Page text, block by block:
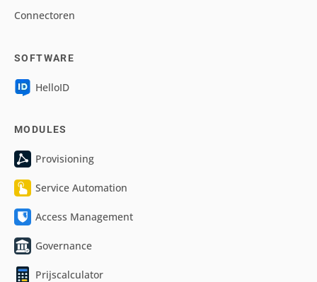
Connectoren
SOFTWARE
HelloID
MODULES
Provisioning
Service Automation
Access Management
Governance
Prijscalculator